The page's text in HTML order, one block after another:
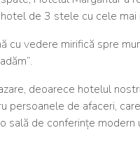
de 3 stele cu cele mai
cu vedere mirifică spre
deoarece hotelul
persoanele de afaceri,
sală de conferințe modern